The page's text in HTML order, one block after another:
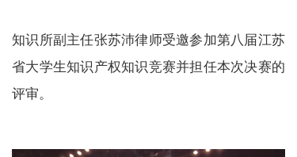
知识所副主任张苏沛律师受邀参加第八届江苏
省大学生知识产权知识竞赛并担任本次决赛的
评审。